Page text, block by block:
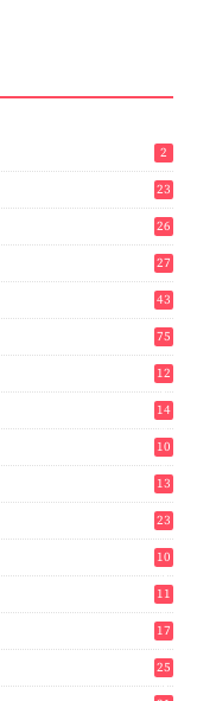
2
23
26
27
43
75
12
8
14
10
3
13
7
23
2
10
0
11
3
17
25
0